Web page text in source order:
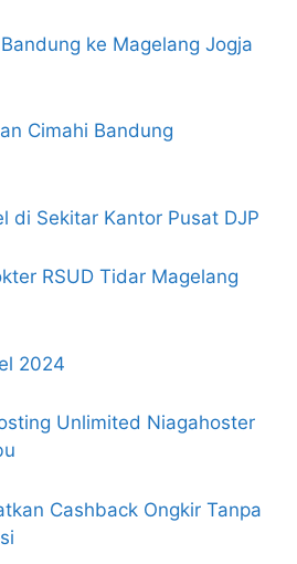
ke Magelang Jogja
Cimahi Bandung
di Sekitar Kantor Pusat DJP
RSUD Tidar Magelang
2024
Unlimited Niagahoster
Cashback Ongkir Tanpa